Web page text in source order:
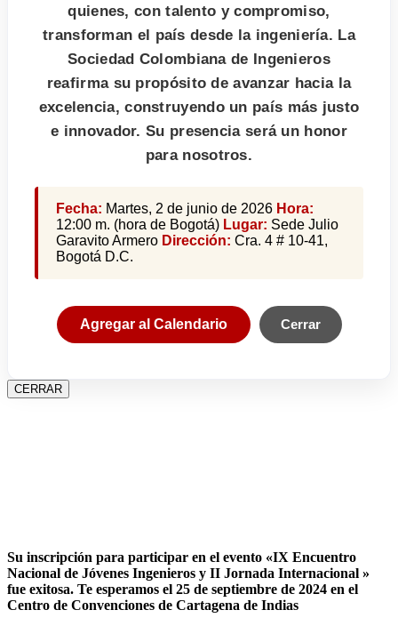
quienes, con talento y compromiso,
transforman el país desde la ingeniería. La
Sociedad Colombiana de Ingenieros
reafirma su propósito de avanzar hacia la
excelencia, construyendo un país más justo
e innovador. Su presencia será un honor
para nosotros.
Fecha: Martes, 2 de junio de 2026 Hora:
12:00 m. (hora de Bogotá) Lugar: Sede Julio
Garavito Armero Dirección: Cra. 4 # 10-41,
Bogotá D.C.
Agregar al Calendario Cerrar
CERRAR
Su inscripción para participar en el evento «IX Encuentro
Nacional de Jóvenes Ingenieros y II Jornada Internacional »
fue exitosa. Te esperamos el 25 de septiembre de 2024 en el
Centro de Convenciones de Cartagena de Indias